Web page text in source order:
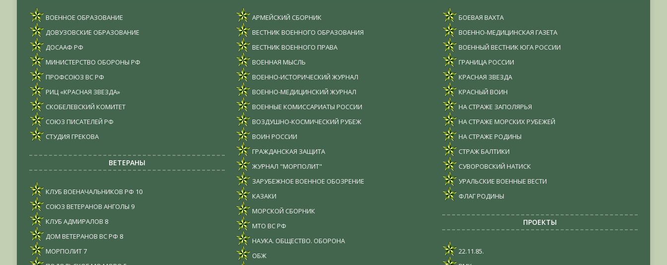
ВОЕННОЕ ОБРАЗОВАНИЕ
ДОВУЗОВСКИЕ ОБРАЗОВАНИЕ
ДОСААФ РФ
МИНИСТЕРСТВО ОБОРОНЫ РФ
ПРОФСОЮЗ ВС РФ
РИЦ «КРАСНАЯ ЗВЕЗДА»
СКОБЕЛЕВСКИЙ КОМИТЕТ
СОЮЗ ПИСАТЕЛЕЙ РФ
СТУДИЯ ГРЕКОВА
ВЕТЕРАНЫ
КЛУБ ВОЕНАЧАЛЬНИКОВ РФ 10
СОЮЗ ВЕТЕРАНОВ АНГОЛЫ 9
КЛУБ АДМИРАЛОВ 8
ДОМ ВЕТЕРАНОВ ВС РФ 8
МОРПОЛИТ7
АРМЕЙСКИЙ СБОРНИК
ВЕСТНИК ВОЕННОГО ОБРАЗОВАНИЯ
ВЕСТНИК ВОЕННОГО ПРАВА
ВОЕННАЯ МЫСЛЬ
ВОЕННО-ИСТОРИЧЕСКИЙ ЖУРНАЛ
ВОЕННО-МЕДИЦИНСКИЙ ЖУРНАЛ
ВОЕННЫЕ КОМИССАРИАТЫ РОССИИ
ВОЗДУШНО-КОСМИЧЕСКИЙ РУБЕЖ
ВОИН РОССИИ
ГРАЖДАНСКАЯ ЗАЩИТА
ЖУРНАЛ "МОРПОЛИТ"
ЗАРУБЕЖНОЕ ВОЕННОЕ ОБОЗРЕНИЕ
КАЗАКИ
МОРСКОЙ СБОРНИК
МТО ВС РФ
НАУКА. ОБЩЕСТВО. ОБОРОНА
ОБЖ
БОЕВАЯ ВАХТА
ВОЕННО-МЕДИЦИНСКАЯ ГАЗЕТА
ВОЕННЫЙ ВЕСТНИК ЮГА РОССИИ
ГРАНИЦА РОССИИ
КРАСНАЯ ЗВЕЗДА
КРАСНЫЙ ВОИН
НА СТРАЖЕ ЗАПОЛЯРЬЯ
НА СТРАЖЕ МОРСКИХ РУБЕЖЕЙ
НА СТРАЖЕ РОДИНЫ
СТРАЖ БАЛТИКИ
СУВОРОВСКИЙ НАТИСК
УРАЛЬСКИЕ ВОЕННЫЕ ВЕСТИ
ФЛАГ РОДИНЫ
ПРОЕКТЫ
22.11.85.